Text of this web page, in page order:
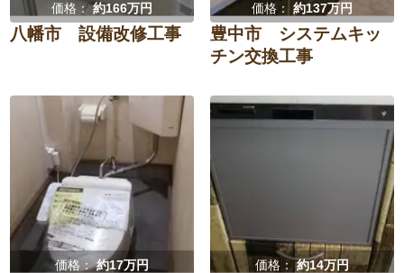
価格：約166万円
八幡市 設備改修工事
価格： 約137万円
豊中市 システムキッ
チン交換工事
価格：約17万円 価格：約14万円